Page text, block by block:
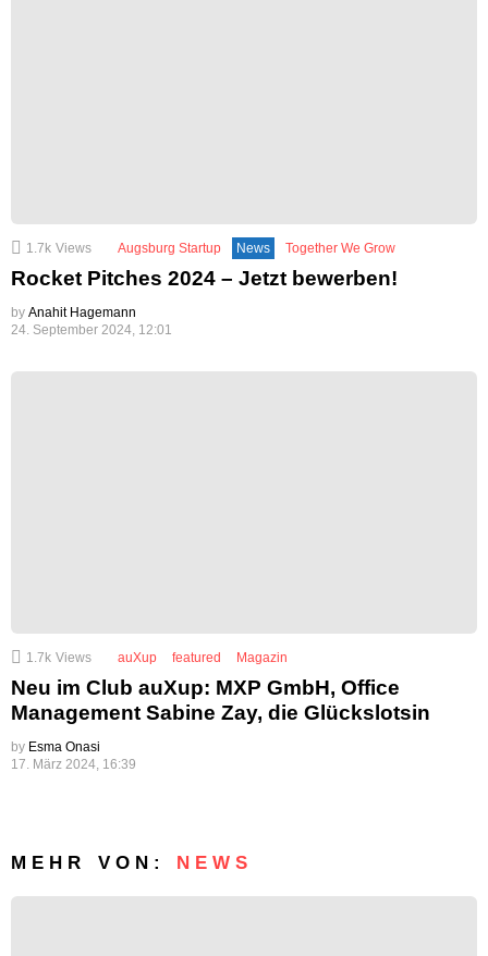
1.7k Views Augsburg Startup News Together We Grow
Rocket Pitches 2024 – Jetzt bewerben!
by Anahit Hagemann
24. September 2024, 12:01
1.7k Views auXup featured Magazin
Neu im Club auXup: MXP GmbH, Office
Management Sabine Zay, die Glückslotsin
by Esma Onasi
17. März 2024, 16:39
MEHR VON: NEWS